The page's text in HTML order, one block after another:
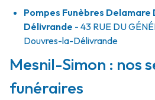
Pompes Funèbres
Délivrande - 43 RUE DU
Douvres-la-Délivrande
Mesnil-Simon : nos
funéraires